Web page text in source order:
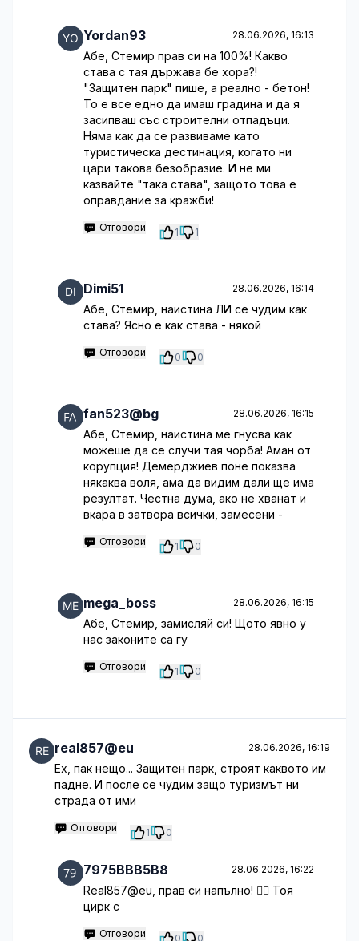
Yordan93 28.06.2026, 16:13
Абе, Стемир прав си на 100%! Какво
става с тая държава бе хора?!
"Защитен парк" пише, а реално - бетон!
То е все едно да имаш градина и да я
засипваш със строителни отпадъци.
Няма как да се развиваме като
туристическа дестинация, когато ни
цари такова безобразие. И не ми
казвайте "така става", защото това е
оправдание за кражби!
Отговори 1 1
Dimi51 28.06.2026, 16:14
Абе, Стемир, наистина ЛИ се чудим как
става? Ясно е как става - някой
Отговори 0 0
fan523@bg 28.06.2026, 16:15
Абе, Стемир, наистина ме гнусва как
можеше да се случи тая чорба! Аман от
корупция! Демерджиев поне показва
някаква воля, ама да видим дали ще има
резултат. Честна дума, ако не хванат и
вкара в затвора всички, замесени -
Отговори 1 0
mega_boss 28.06.2026, 16:15
Абе, Стемир, замисляй си! Щото явно у
нас законите са гу
Отговори 1 0
real857@eu 28.06.2026, 16:19
Ех, пак нещо... Защитен парк, строят каквото им
падне. И после се чудим защо туризмът ни
страда от ими
Отговори 1 0
7975BBB5B8 28.06.2026, 16:22
Real857@eu, прав си напълно! 🤦‍♀️ Тоя
цирк с
Отговори 0 0